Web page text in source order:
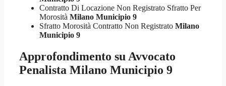
Contratto Di Locazione Non Registrato Sfratto Per
Morosità Milano Municipio 9
Sfratto Morosità Contratto Non Registrato Milano
Municipio 9
Approfondimento su Avvocato
Penalista Milano Municipio 9